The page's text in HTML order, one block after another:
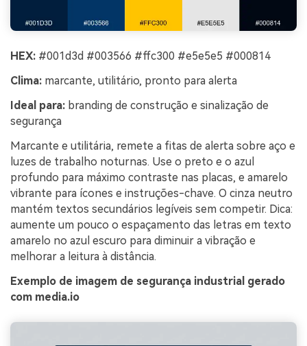
HEX: #001d3d #003566 #ffc300 #e5e5e5 #000814
Clima: marcante, utilitário, pronto para alerta
Ideal para: branding de construção e sinalização de
segurança
Marcante e utilitária, remete a fitas de alerta sobre aço e
luzes de trabalho noturnas. Use o preto e o azul
profundo para máximo contraste nas placas, e amarelo
vibrante para ícones e instruções-chave. O cinza neutro
mantém textos secundários legíveis sem competir. Dica:
aumente um pouco o espaçamento das letras em texto
amarelo no azul escuro para diminuir a vibração e
melhorar a leitura à distância.
Exemplo de imagem de segurança industrial gerado
com media.io